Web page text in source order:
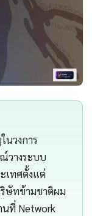
นวงการ
วางระบบ
เทศตั้งแต่
ริษัทข้ามชาติผม
นที่ Network